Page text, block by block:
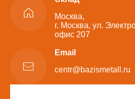
Москва,
г. Москва, ул.
офис 207
Email
centr@bazismetall.ru